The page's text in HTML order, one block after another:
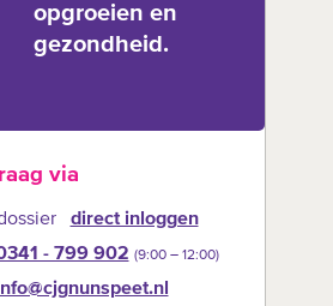
opgroeien en
gezondheid.
via
direct inloggen
- 799 902 (9:00 –‍ 12:00)